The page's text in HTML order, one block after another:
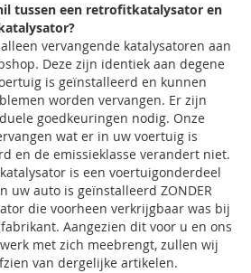
tussen een retrofitkatalysator en
vervangende katalysatoren aan
Deze zijn identiek aan degene
is geïnstalleerd en kunnen
worden vervangen. Er zijn
goedkeuringen nodig. Onze
wat er in uw voertuig is
en de emissieklasse verandert niet.
is een voertuigonderdeel
uw auto is geïnstalleerd ZONDER
die voorheen verkrijgbaar was bij
Aangezien dit voor u en ons
met zich meebrengt, zullen wij
van dergelijke artikelen.